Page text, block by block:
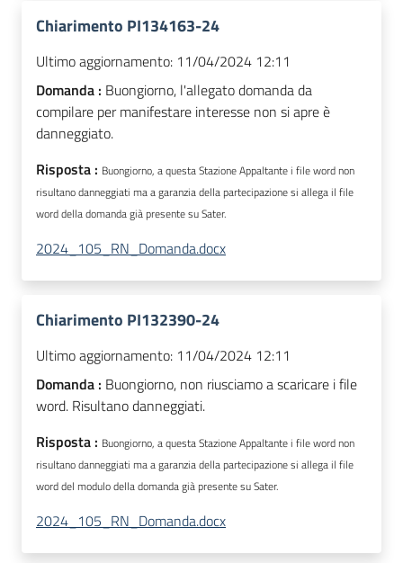
Chiarimento PI134163-24
Ultimo aggiornamento: 11/04/2024 12:11
Domanda : Buongiorno, l'allegato domanda da
compilare per manifestare interesse non si apre è
danneggiato.
Risposta : Buongiorno, a questa Stazione Appaltante i file word non
risultano danneggiati ma a garanzia della partecipazione si allega il file
word della domanda già presente su Sater.
2024_105_RN_Domanda.docx
Chiarimento PI132390-24
Ultimo aggiornamento: 11/04/2024 12:11
Domanda : Buongiorno, non riusciamo a scaricare i file
word. Risultano danneggiati.
Risposta : Buongiorno, a questa Stazione Appaltante i file word non
risultano danneggiati ma a garanzia della partecipazione si allega il file
word del modulo della domanda già presente su Sater.
2024_105_RN_Domanda.docx